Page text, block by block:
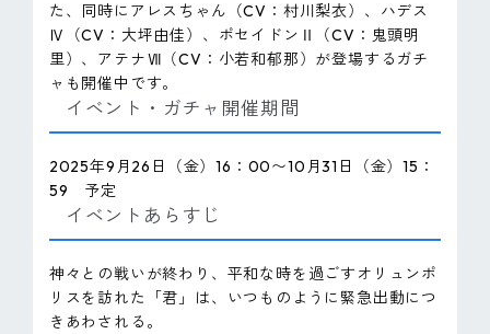
た、同時にアレスちゃん（CV：村川梨衣）、ハデス
Ⅳ（CV：大坪由佳）、ポセイドンⅡ（CV：鬼頭明
里）、アテナⅦ（CV：小若和郁那）が登場するガチ
ャも開催中です。
イベント・ガチャ開催期間
2025年9月26日（金）16：00〜10月31日（金）15：
59 予定
イベントあらすじ
神々との戦いが終わり、平和な時を過ごすオリュンポ
リスを訪れた「君」は、いつものように緊急出動につ
きあわされる。